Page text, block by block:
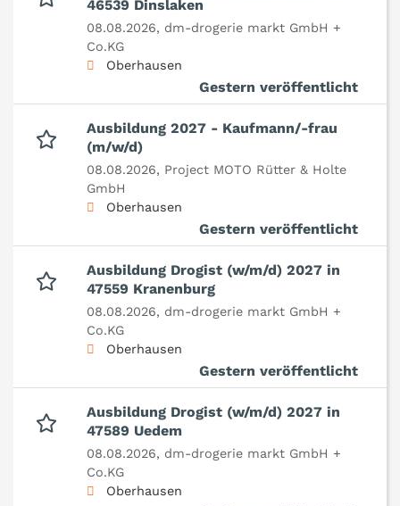
46539 Dinslaken
08.08.2026, dm-drogerie markt GmbH +
Co.KG
Oberhausen
Gestern veröffentlicht
Ausbildung 2027 - Kaufmann/-frau
(m/w/d)
08.08.2026, Project MOTO Rütter & Holte
GmbH
Oberhausen
Gestern veröffentlicht
Ausbildung Drogist (w/m/d) 2027 in
47559 Kranenburg
08.08.2026, dm-drogerie markt GmbH +
Co.KG
Oberhausen
Gestern veröffentlicht
Ausbildung Drogist (w/m/d) 2027 in
47589 Uedem
08.08.2026, dm-drogerie markt GmbH +
Co.KG
Oberhausen